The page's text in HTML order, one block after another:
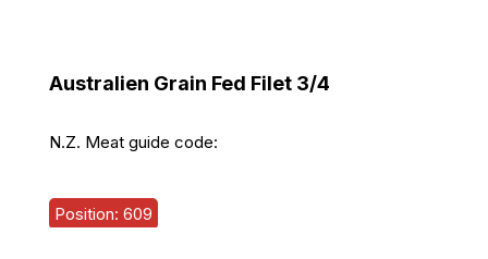
Australien Grain Fed Filet 3/4
N.Z. Meat guide code:
Position: 609